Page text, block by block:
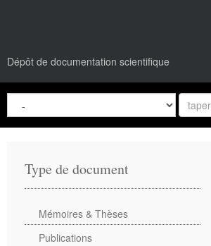
Dépôt de documentation scientifique
Type de document
Mémoires & Thèses
Publications